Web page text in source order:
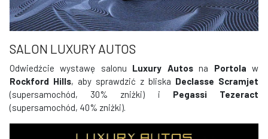
SALON LUXURY AUTOS
Odwiedźcie wystawę salonu Luxury Autosna Portola w
Rockford Hills, aby sprawdzić z bliska Declasse Scramjet
(supersamochód, 30% zniżki) i Pegassi Tezeract
(supersamochód, 40% zniżki).